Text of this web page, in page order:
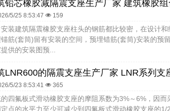
5/25 8:53:47 159
装建筑隔震橡胶支座柱头的钢筋都比较密，在设计
筋(套筒)留有安装的空间，预埋错筋(套筒)安装的预
供的安装图预...
5/23 8:53:41 365
四氟板式滑动橡胶支座的摩阻系数为3%～6%，因而
点的水平力至少可减少到四氟板式滑动橡胶支座的1/